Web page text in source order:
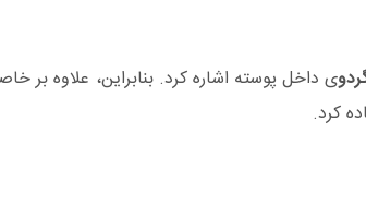
ی داخل پوسته اشاره کرد. بنابراین، علاوه بر
کرد.